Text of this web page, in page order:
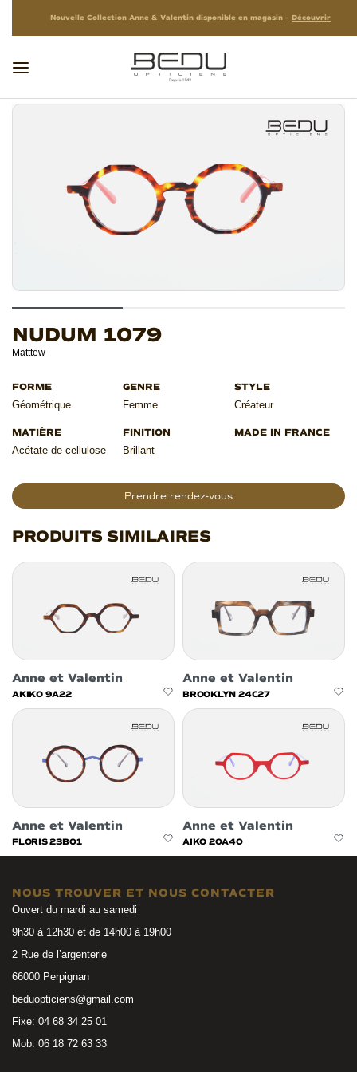
Nouvelle Collection Anne & Valentin disponible en magasin – Découvrir
NUDUM 1079
Matttew
Géométrique Femme Créateur
Acétate de cellulose Brillant
Prendre rendez-vous
PRODUITS SIMILAIRES
Anne et Valentin
AKIKO 9A22
Anne et Valentin
BROOKLYN 24C27
Anne et Valentin
FLORIS 23B01
Anne et Valentin
AIKO 20A40
NOUS TROUVER ET NOUS CONTACTER
Ouvert du mardi au samedi
9h30 à 12h30 et de 14h00 à 19h00
2 Rue de l’argenterie
66000 Perpignan
beduopticiens@gmail.com
Fixe: 04 68 34 25 01
Mob: 06 18 72 63 33